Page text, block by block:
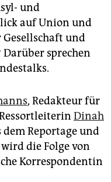
und
auf Union und
und
sprechen
, Redakteur für
Dinah
dem Reportage und
die Folge von
Korrespondentin